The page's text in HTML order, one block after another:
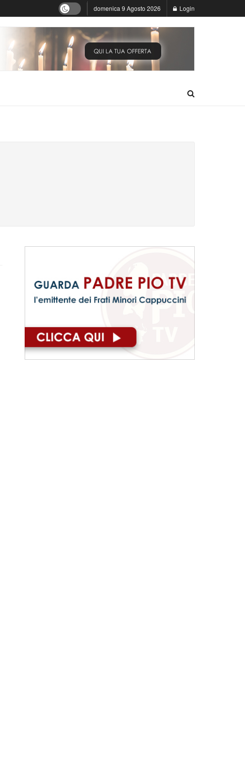
domenica 9 Agosto 2026 Login